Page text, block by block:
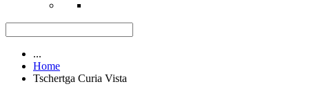
...
Home
Tschertga Curia Vista